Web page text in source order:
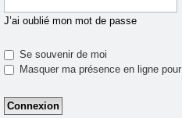
J’ai oublié mon mot de passe
Se souvenir de moi
Masquer ma présence en ligne